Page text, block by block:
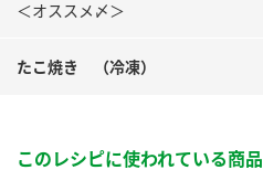
＜オススメ〆＞
たこ焼き （冷凍）
このレシピに使われている商品